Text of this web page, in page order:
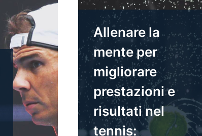
Allenare la
mente per
migliorare
prestazioni e
risultati nel
tennis: